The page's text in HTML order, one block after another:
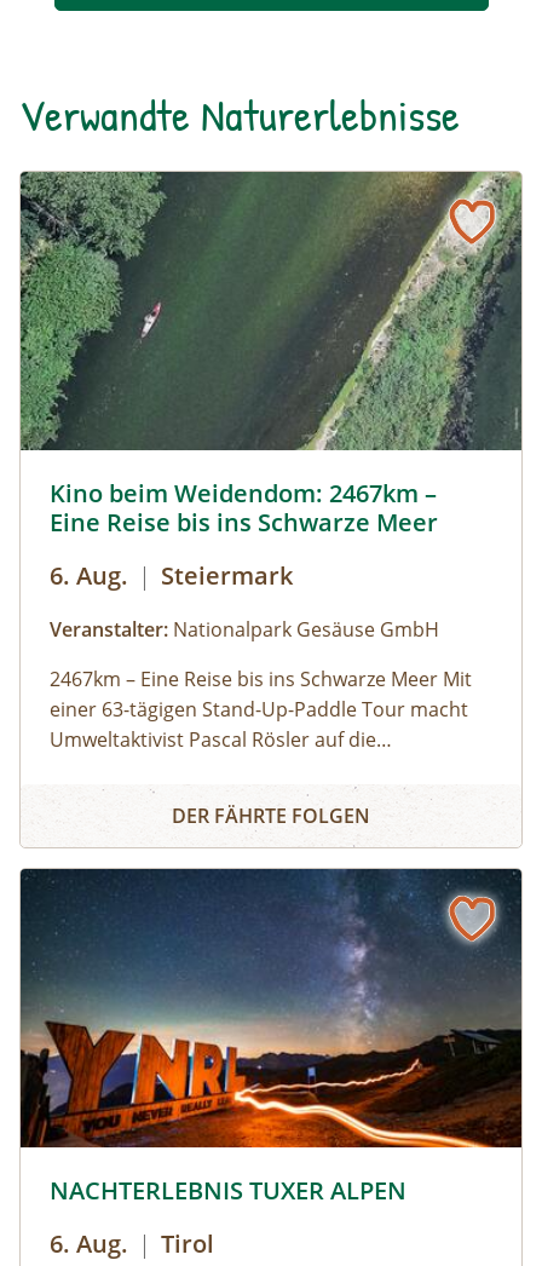
Verwandte Naturerlebnisse
Kino beim Weidendom: 2467km –
Eine Reise bis ins Schwarze Meer
6. Aug. | Steiermark
Veranstalter: Nationalpark Gesäuse GmbH
2467km – Eine Reise bis ins Schwarze Meer Mit
einer 63-tägigen Stand-Up-Paddle Tour macht
Umweltaktivist Pascal Rösler auf die
München aus über Isar und Donau bis zum
Schwarzen Meer. Regie: Anton Zabriskie, 2017
Kino beim Weidendom: 2467km – Eine Reise bis ins
DER FÄHRTE FOLGEN
NACHTERLEBNIS TUXER ALPEN
6. Aug. | Tirol